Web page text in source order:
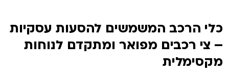
כלי הרכב המשמשים להסעות עסקיות
– צי רכבים מפואר ומתקדם לנוחות
מקסימלית